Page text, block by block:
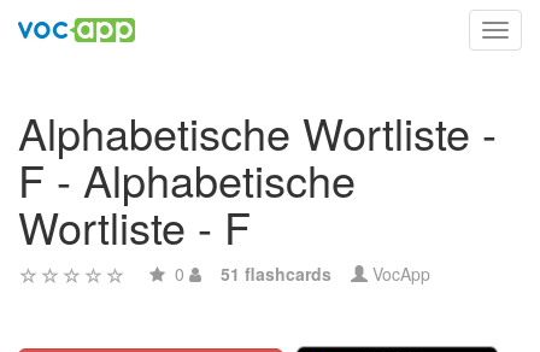
Alphabetische Wortliste -
F - Alphabetische
Wortliste - F
0 51 flashcards VocApp